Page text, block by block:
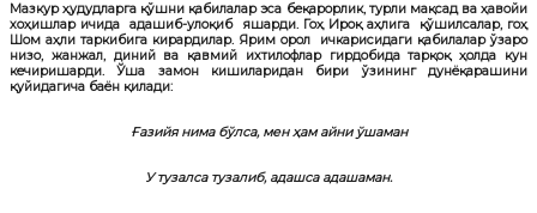
Мазкур ҳудудларга қўшни қабилалар эса беқарорлик, турли мақсад ва ҳавойи
хоҳишлар ичида адашиб-улоқиб яшарди. Гоҳ Ироқ аҳлига қўшилсалар, гоҳ
Шом аҳли таркибига кирардилар. Ярим орол ичкарисидаги қабилалар ўзаро
низо, жанжал, диний ва қавмий ихтилофлар гирдобида тарқоқ ҳолда кун
кечиришарди. Ўша замон кишиларидан бири ўзининг дунёқарашини
қуйидагича баён қилади:
Ғазийя нима бўлса, мен ҳам айни ўшаман
У тузалса тузалиб, адашса адашаман.